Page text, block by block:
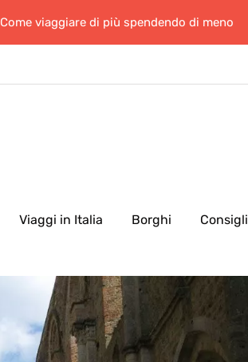
Come viaggiare di più spendendo di meno
Viaggi in Italia Borghi Consigli